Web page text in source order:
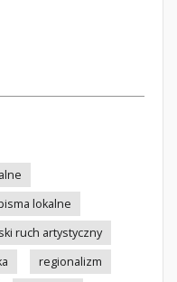
lokalne
ruch artystyczny
regionalizm